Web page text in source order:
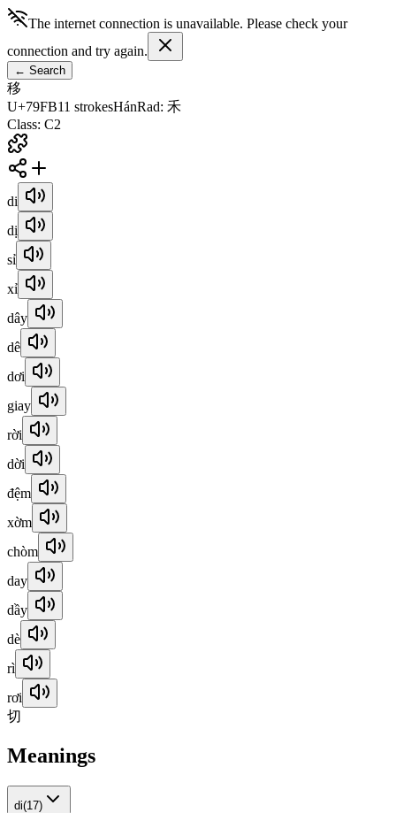
The internet connection is unavailable. Please check your
connection and try again.
← Search
移
U+79FB11 strokesHánRad: 禾
Class: C2
di
dị
sỉ
xỉ
dây
dê
dơi
giay
rời
dời
đệm
xờm
chòm
day
dầy
dè
rì
rơi
切
Meanings
di(17)